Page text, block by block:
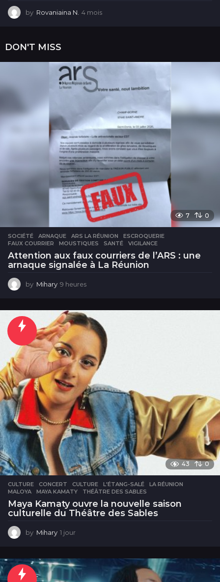
by Rovaniaina N. 4 mois
DON'T MISS
7 0
SOCIÉTÉ ARNAQUE ,ARS LA RÉUNION ,ESCROQUERIE
FAUX COURRIER
,MOUSTIQUES ,SANTÉ ,VIGILANCE
Attention aux faux courriers de l’ARS : une
arnaque signalée à La Réunion
by Mihary 9 heures
u
r
e
43 0
CULTURE CONCERT ,CULTURE ,L'ÉTANG-SALÉ ,LA RÉUNION
MALOYA
,MAYA KAMATY ,THÉÂTRE DES SABLES
Maya Kamaty ouvre la nouvelle saison
culturelle du Théâtre des Sables
by Mihary 1 jour
u
r